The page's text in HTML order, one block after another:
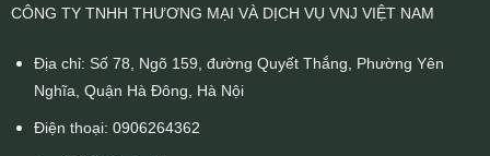
CÔNG TY TNHH THƯƠNG MẠI VÀ DỊCH VỤ VNJ VIỆT NAM
Địa chỉ: Số 78, Ngõ 159, đường Quyết Thắng, Phường Yên
Nghĩa, Quận Hà Đông, Hà Nội
Điện thoại: 0906264362